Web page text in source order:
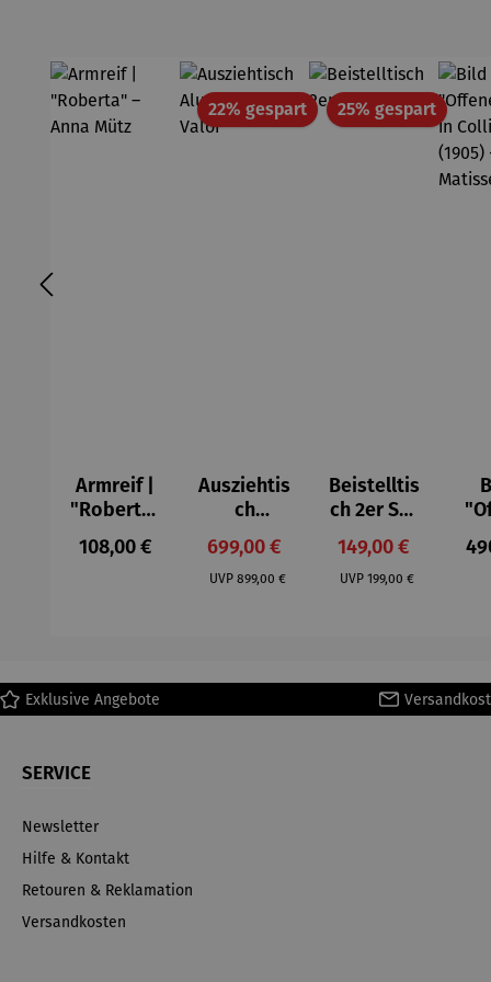
Armreif |
"Roberta"
– Anna
Mütz
Regulärer Preis:
108,00 €
22% gespartRabatt
Ausziehtis
ch
Aluminium
– Valor
Verkaufspreis:
699,00 €
UVP Regulärer Preis:
899,00 €
25% gespartRabatt
Beistelltis
ch 2er Set
– Dalias
Verkaufspreis:
149,00 €
UVP Regulärer Preis:
199,00 €
Exklusive Angebote
SERVICE
Newsletter
Hilfe & Kontakt
Retouren & Reklamation
Versandkosten